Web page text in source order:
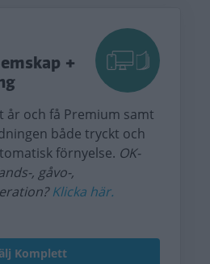
+
år och få Premium samt
både tryckt och
förnyelse. OK-
, gåvo-,
Klicka här.
Komplett